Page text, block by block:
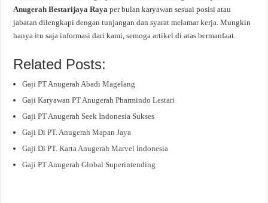
Anugerah Bestarijaya Rayaper bulan karyawan sesuai posisi atau
jabatan dilengkapi dengan tunjangan dan syarat melamar kerja. Mungkin
hanya itu saja informasi dari kami, semoga artikel di atas bermanfaat.
Related Posts:
Gaji PT Anugerah Abadi Magelang
Gaji Karyawan PT Anugerah Pharmindo Lestari
Gaji PT Anugerah Seek Indonesia Sukses
Gaji Di PT. Anugerah Mapan Jaya
Gaji Di PT. Karta Anugerah Marvel Indonesia
Gaji PT Anugerah Global Superintending